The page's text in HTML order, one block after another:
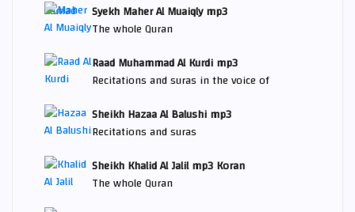
Syekh Maher Al Muaiqly mp3
The whole Quran
Raad Muhammad Al Kurdi mp3
Recitations and suras in the voice of
Sheikh Hazaa Al Balushi mp3
Recitations and suras
Sheikh Khalid Al Jalil mp3 Koran
The whole Quran